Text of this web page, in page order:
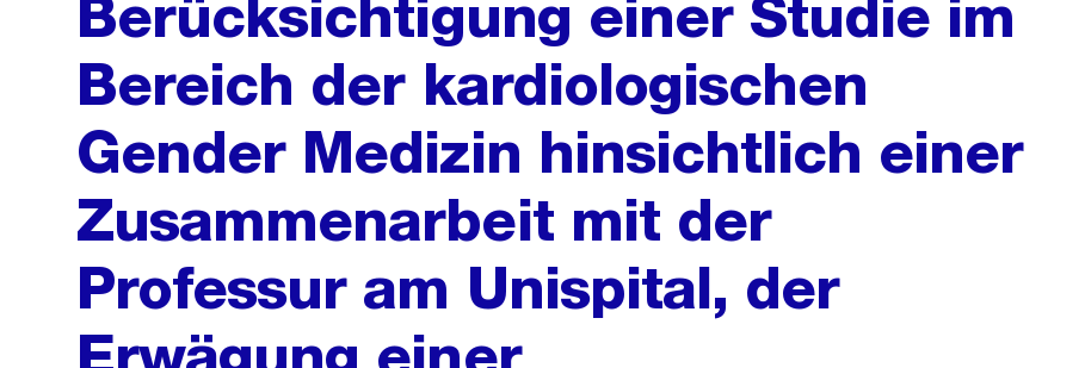
Berücksichtigung einer Studie im
Bereich der kardiologischen
Gender Medizin hinsichtlich einer
Zusammenarbeit mit der
Professur am Unispital, der